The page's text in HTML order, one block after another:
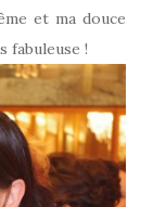
et ma douce
fabuleuse !